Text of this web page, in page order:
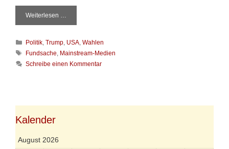
l
g
n
h
a
Weiterlesen …
r
u
m
p
T
K
a
t
i
e
n
Politik,Trump, USA,Wahlen
S
c
ö
e
Fundsache, Mainstream-Medien
Schreibe einen Kommentar
Kalender
August 2026